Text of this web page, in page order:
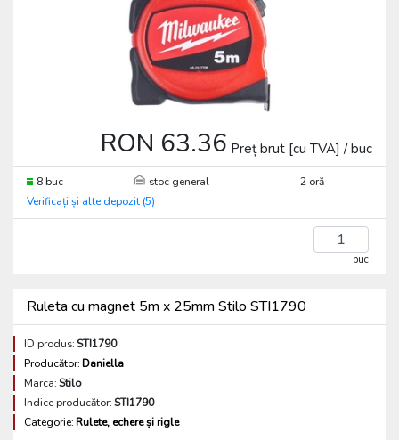
RON 63.36 Preț brut [cu TVA] / buc
8 buc stoc general
2 oră
Verificați și alte depozit (5)
buc
Ruleta cu magnet 5m x 25mm Stilo STI1790
ID produs:STI1790
Producător:Daniella
Marca:Stilo
Indice producător:STI1790
Categorie:Rulete, echere și rigle